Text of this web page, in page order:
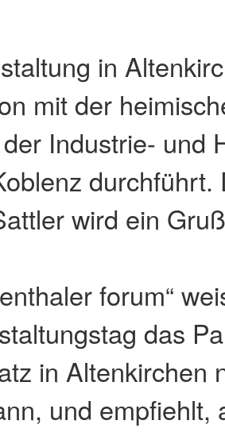
in
mit der
Industrie- und
wird ein
forum“
das
in Altenkirchen
und empfiehlt,